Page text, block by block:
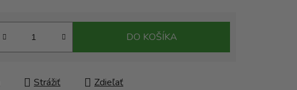
DO KOŠÍKA
Strážiť Zdieľať